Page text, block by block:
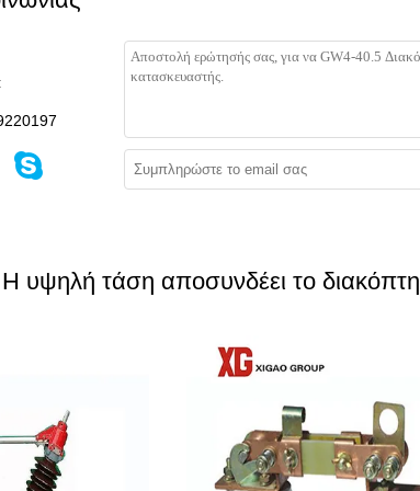
Η υψηλή τάση αποσυνδέει το διακόπτη